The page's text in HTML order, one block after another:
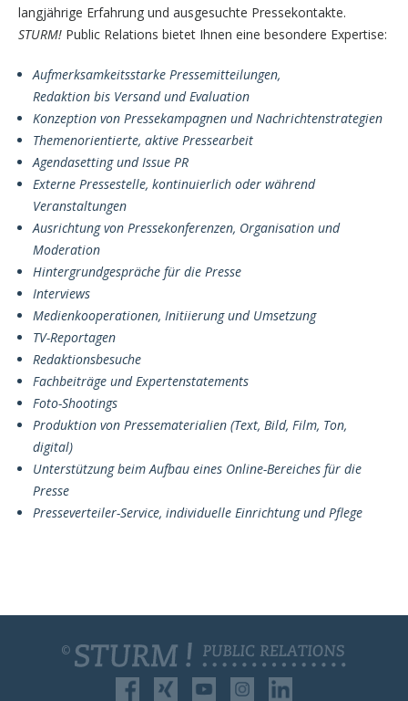
langjährige Erfahrung und ausgesuchte Pressekontakte.
STURM! Public Relations bietet Ihnen eine besondere Expertise:
Aufmerksamkeitsstarke Pressemitteilungen,
Redaktion bis Versand und Evaluation
Konzeption von Pressekampagnen und Nachrichtenstrategien
Themenorientierte, aktive Pressearbeit
Agendasetting und Issue PR
Externe Pressestelle, kontinuierlich oder während
Veranstaltungen
Ausrichtung von Pressekonferenzen, Organisation und
Moderation
Hintergrundgespräche für die Presse
Interviews
Medienkooperationen, Initiierung und Umsetzung
TV-Reportagen
Redaktionsbesuche
Fachbeiträge und Expertenstatements
Foto-Shootings
Produktion von Pressematerialien (Text, Bild, Film, Ton,
digital)
Unterstützung beim Aufbau eines Online-Bereiches für die
Presse
Presseverteiler-Service, individuelle Einrichtung und Pflege
©